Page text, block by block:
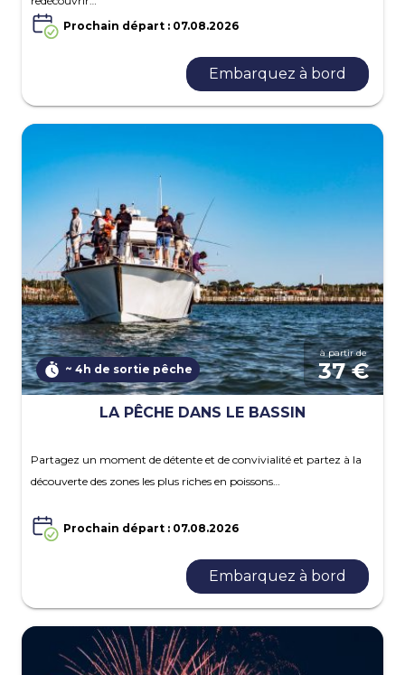
Prochain départ : 07.08.2026
Embarquez à bord
à partir de
37 €
~ 4h de sortie pêche
LA PÊCHE DANS LE BASSIN
Partagez un moment de détente et de convivialité et partez à la
découverte des zones les plus riches en poissons…
Prochain départ : 07.08.2026
Embarquez à bord